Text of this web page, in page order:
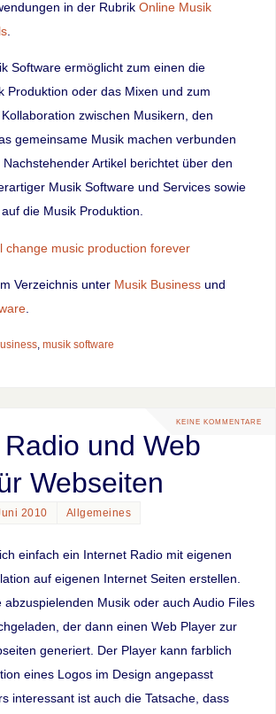
in der Rubrik Online Musik
.
Software ermöglicht zum einen die
Produktion oder das Mixen und zum
zwischen Musikern, den
gemeinsame Musik machen verbunden
Artikel berichtet über den
Musik Software und Services sowie
die Musik Produktion.
change music production forever
Verzeichnis unter Musik Businessund
.
, musik software
KEINE KOMMENTARE
und Web
Webseiten
2010 Allgemeines
einfach ein Internet Radio mit eigenen
auf eigenen Internet Seiten erstellen.
abzuspielenden Musik oder auch Audio Files
der dann einen Web Player zur
generiert. Der Player kann farblich
eines Logos im Design angepasst
interessant ist auch die Tatsache, dass